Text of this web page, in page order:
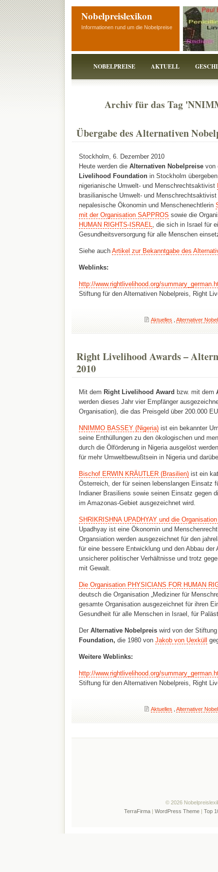
Nobelpreislexikon
Informationen rund um die Nobelpreise
NOBELPREISE AKTUELL
Archiv für das Tag
Übergabe des Alternativen
Stockholm, 6. Dezember 2010
Heute werden die Alternativen Nobelpreisevon
Livelihood Foundation in Stockholm
nigerianische Umwelt- und Menschrechtsaktivist
brasilianische Umwelt- und Menschrechtsaktivist
nepalesische Ökonomin und Menschenechtlerin
mit der Organisation SAPPROS sowie die
HUMAN RIGHTS-ISRAEL
, die sich in Israel für
Gesundheitsversorgung für alle Menschen
Siehe auch Artikel zur Bekanntgabe des
Weblinks:
http://www.rightlivelihood.org/
Stiftung für den Alternativen Nobelpreis, Right
Aktuelles, Alternativer
Right Livelihood Awards –
2010
Mit dem Right Livelihood Award bzw. mit dem
werden dieses Jahr vier Empfänger
Organisation), die das Preisgeld über 200.000
NNIMMO BASSEY (Nigeria)ist ein bekannter
seine Enthüllungen zu den ökologischen und
durch die Ölförderung in Nigeria ausgelöst
für mehr Umweltbewußtsein in Nigeria und
Bischof ERWIN KRÄUTLER (Brasilien)ist ein
Österreich, der für seinen lebenslangen Einsatz
Indianer Brasiliens sowie seinen Einsatz gegen
im Amazonas-Gebiet ausgezeichnet wird.
SHRIKRISHNA UPADHYAY und die
Upadhyay ist eine Ökonomin und
Organsiation werden ausgezeichnet für den
für eine bessere Entwicklung und den Abbau der
unsicherer politischer Verhältnisse und trotz
mit Gewalt.
Die Organisation PHYSICIANS FOR HUMAN
deutsch die Organisation „Mediziner für
gesamte Organisation ausgezeichnet für ihren
Gesundheit für alle Menschen in Israel, für
Der Alternative Nobelpreiswird von der
Foundation, die 1980 von Jakob von Uexküll
Weitere Weblinks:
http://www.rightlivelihood.org/
Stiftung für den Alternativen Nobelpreis, Right
Aktuelles, Alternativer
© 2026
TerraFirma| WordPress Theme| Top